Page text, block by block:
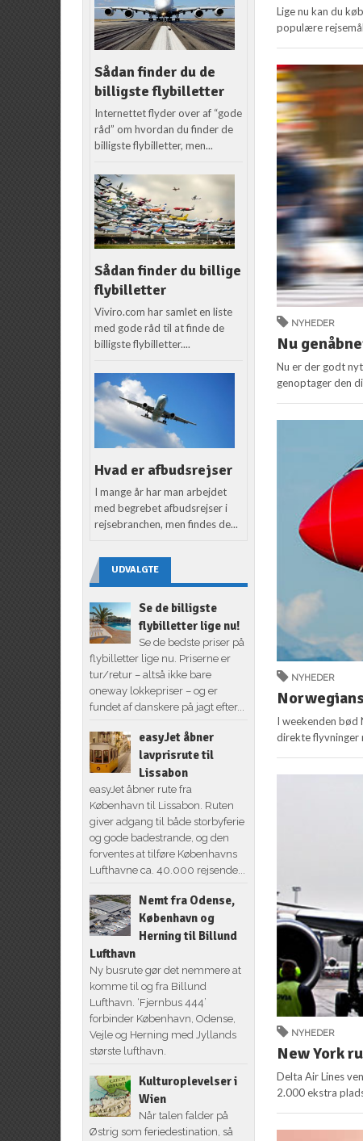
Lige nu kan du
populære
NYHEDER
Nu
Nu er der godt
genoptager den
NYHEDER
I weekenden bød
direkte flyvninger
NYHEDER
New York
Delta Air Lines
2.000 ekstra
Sådan finder du de
billigste flybilletter
Internettet flyder over af “gode
råd” om hvordan du finder de
billigste flybilletter, men...
Sådan finder du billige
flybilletter
Viviro.com har samlet en liste
med gode råd til at finde de
billigste flybilletter....
Hvad er afbudsrejser
I mange år har man arbejdet
med begrebet afbudsrejser i
rejsebranchen, men findes de...
UDVALGTE
Se de billigste
flybilletter lige nu!
Se de bedste priser på
flybilletter lige nu. Priserne er
tur/retur – altså ikke bare
oneway lokkepriser – og er
fundet af danskere på jagt efter...
easyJet åbner
lavprisrute til
Lissabon
easyJet åbner rute fra
København til Lissabon. Ruten
giver adgang til både storbyferie
og gode badestrande, og den
forventes at tilføre Københavns
Lufthavne ca. 40.000 rejsende...
Nemt fra Odense,
København og
Herning til Billund
Lufthavn
Ny busrute gør det nemmere at
komme til og fra Billund
Lufthavn. ‘Fjernbus 444’
forbinder København, Odense,
Vejle og Herning med Jyllands
største lufthavn.
Kulturoplevelser i
Wien
Når talen falder på
Østrig som feriedestination, så